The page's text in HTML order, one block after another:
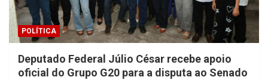
POLÍTICA
Deputado Federal Júlio César recebe apoio
oficial do Grupo G20 para a disputa ao Senado